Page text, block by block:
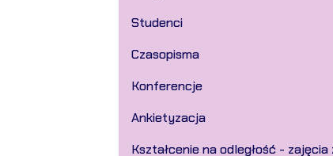
Studenci
Czasopisma
Konferencje
Ankietyzacja
Kształcenie na odległość - zajęcia